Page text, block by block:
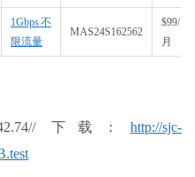
1Gbps不
限流量
MAS24S162562
$99/
月
下载： http://sjc-